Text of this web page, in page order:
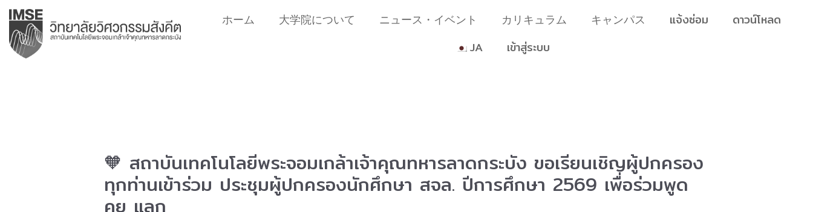
ホーム 大学院について ニュース・イベント カリキュラム キャンパス แจ้งซ่อม
ดาวน์โหลด
JA
เข้าสู่ระบบ
🧡 สถาบันเทคโนโลยีพระจอมเกล้าเจ้าคุณทหารลาดกระบัง ขอเรียนเชิญผู้ปกครอง
ทุกท่านเข้าร่วม ประชุมผู้ปกครองนักศึกษา สจล. ปีการศึกษา 2569 เพื่อร่วมพูด
คุย แลก